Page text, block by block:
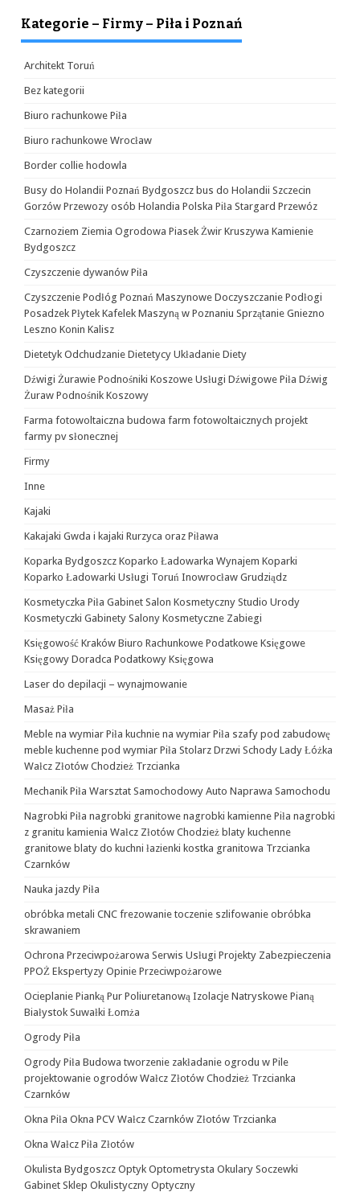
Kategorie – Firmy – Piła i Poznań
Architekt Toruń
Bez kategorii
Biuro rachunkowe Piła
Biuro rachunkowe Wrocław
Border collie hodowla
Busy do Holandii Poznań Bydgoszcz bus do Holandii Szczecin
Gorzów Przewozy osób Holandia Polska Piła Stargard Przewóz
Czarnoziem Ziemia Ogrodowa Piasek Żwir Kruszywa Kamienie
Bydgoszcz
Czyszczenie dywanów Piła
Czyszczenie Podłóg Poznań Maszynowe Doczyszczanie Podłogi
Posadzek Płytek Kafelek Maszyną w Poznaniu Sprzątanie Gniezno
Leszno Konin Kalisz
Dietetyk Odchudzanie Dietetycy Układanie Diety
Dźwigi Żurawie Podnośniki Koszowe Usługi Dźwigowe Piła Dźwig
Żuraw Podnośnik Koszowy
Farma fotowoltaiczna budowa farm fotowoltaicznych projekt
farmy pv słonecznej
Firmy
Inne
Kajaki
Kakajaki Gwda i kajaki Rurzyca oraz Piława
Koparka Bydgoszcz Koparko Ładowarka Wynajem Koparki
Koparko Ładowarki Usługi Toruń Inowrocław Grudziądz
Kosmetyczka Piła Gabinet Salon Kosmetyczny Studio Urody
Kosmetyczki Gabinety Salony Kosmetyczne Zabiegi
Księgowość Kraków Biuro Rachunkowe Podatkowe Księgowe
Księgowy Doradca Podatkowy Księgowa
Laser do depilacji – wynajmowanie
Masaż Piła
Meble na wymiar Piła kuchnie na wymiar Piła szafy pod zabudowę
meble kuchenne pod wymiar Piła Stolarz Drzwi Schody Lady Łóżka
Wałcz Złotów Chodzież Trzcianka
Mechanik Piła Warsztat Samochodowy Auto Naprawa Samochodu
Nagrobki Piła nagrobki granitowe nagrobki kamienne Piła nagrobki
z granitu kamienia Wałcz Złotów Chodzież blaty kuchenne
granitowe blaty do kuchni łazienki kostka granitowa Trzcianka
Czarnków
Nauka jazdy Piła
obróbka metali CNC frezowanie toczenie szlifowanie obróbka
skrawaniem
Ochrona Przeciwpożarowa Serwis Usługi Projekty Zabezpieczenia
PPOŻ Ekspertyzy Opinie Przeciwpożarowe
Ocieplanie Pianką Pur Poliuretanową Izolacje Natryskowe Pianą
Białystok Suwałki Łomża
Ogrody Piła
Ogrody Piła Budowa tworzenie zakładanie ogrodu w Pile
projektowanie ogrodów Wałcz Złotów Chodzież Trzcianka
Czarnków
Okna Piła Okna PCV Wałcz Czarnków Złotów Trzcianka
Okna Wałcz Piła Złotów
Okulista Bydgoszcz Optyk Optometrysta Okulary Soczewki
Gabinet Sklep Okulistyczny Optyczny